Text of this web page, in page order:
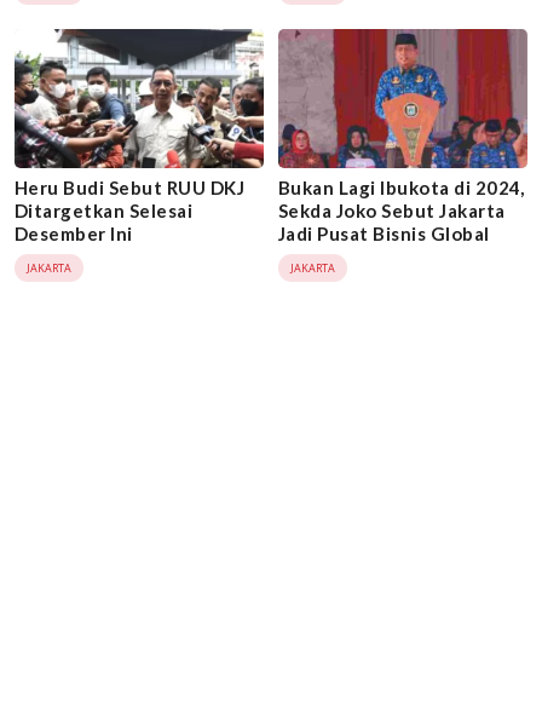
Heru Budi Sebut RUU DKJ
Ditargetkan Selesai
Desember Ini
JAKARTA
Bukan Lagi Ibukota di 2024,
Sekda Joko Sebut Jakarta
Jadi Pusat Bisnis Global
JAKARTA